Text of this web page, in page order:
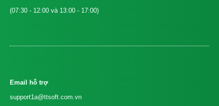
(07:30 - 12:00 và 13:00 - 17:00)
Email hỗ trợ
support1a@ttsoft.com.vn